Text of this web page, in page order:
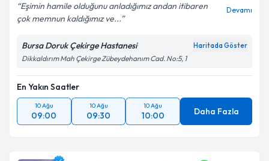
Kişisel verilerimin işlenmesine ilişkin
kapsamda işlenmesini kabul ediyorum.
Eşimin hamile olduğunu anladığımız andan itibaren
çok memnun kaldığımız ve...
Devamı
Bursa Doruk Çekirge Hastanesi Haritada Göster
Dikkaldırım Mah Çekirge Zübeydehanım Cad. No:5, 1
En Yakın Saatler
10 Ağu
09:00
10 Ağu
09:30
10 Ağu
10:00 Daha Fazla